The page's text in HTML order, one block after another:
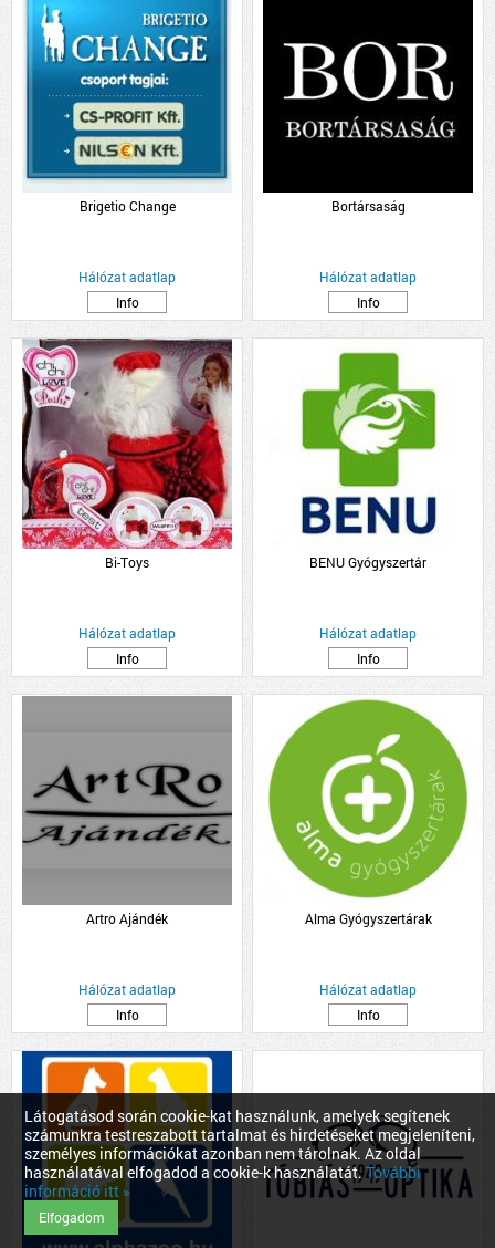
Látogatásod során cookie-kat használunk, amelyek segítenek
számunkra testreszabott tartalmat és hirdetéseket megjeleníteni,
személyes információkat azonban nem tárolnak. Az oldal
használatával elfogadod a cookie-k használatát.További
információ itt »
Elfogadom
Brigetio Change
Hálózat adatlap
Info
Bortársaság
Hálózat adatlap
Info
Bi-Toys
Hálózat adatlap
Info
BENU Gyógyszertár
Hálózat adatlap
Info
Artro Ajándék
Hálózat adatlap
Info
Alma Gyógyszertárak
Hálózat adatlap
Info